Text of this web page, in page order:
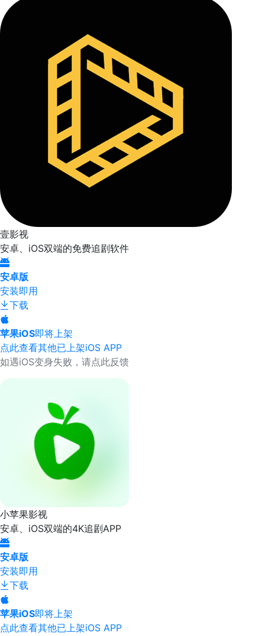
壹影视
安卓、iOS双端的免费追剧软件
安卓版
安装即用
下载
苹果iOS即将上架
点此查看其他已上架iOS APP
如遇iOS变身失败，请点此反馈
小苹果影视
安卓、iOS双端的4K追剧APP
安卓版
安装即用
下载
苹果iOS即将上架
点此查看其他已上架iOS APP